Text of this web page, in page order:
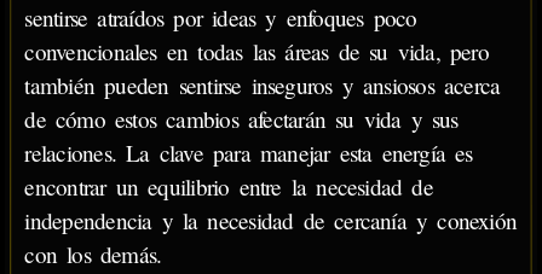
sentirse atraídos por ideas y enfoques poco
convencionales en todas las áreas de su vida, pero
también pueden sentirse inseguros y ansiosos acerca
de cómo estos cambios afectarán su vida y sus
relaciones. La clave para manejar esta energía es
encontrar un equilibrio entre la necesidad de
independencia y la necesidad de cercanía y conexión
con los demás.